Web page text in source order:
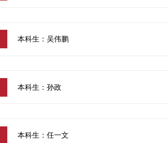
本科生：吴伟鹏
本科生：孙政
本科生：任一文